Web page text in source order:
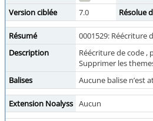
Version ciblée
7.0 Résolue
Résumé
0001529: Réécriture
Description
Réécriture de code ,
Supprimer les
Balises
Aucune balise n’est
Extension Noalyss Aucun